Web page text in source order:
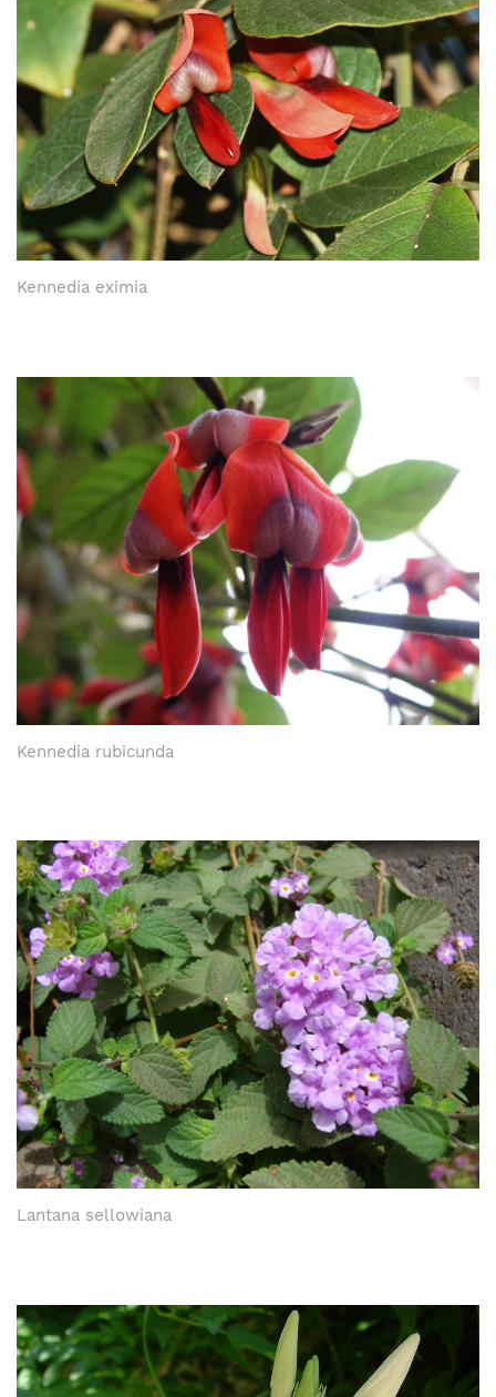
Kennedia eximia
Kennedia rubicunda
Lantana sellowiana